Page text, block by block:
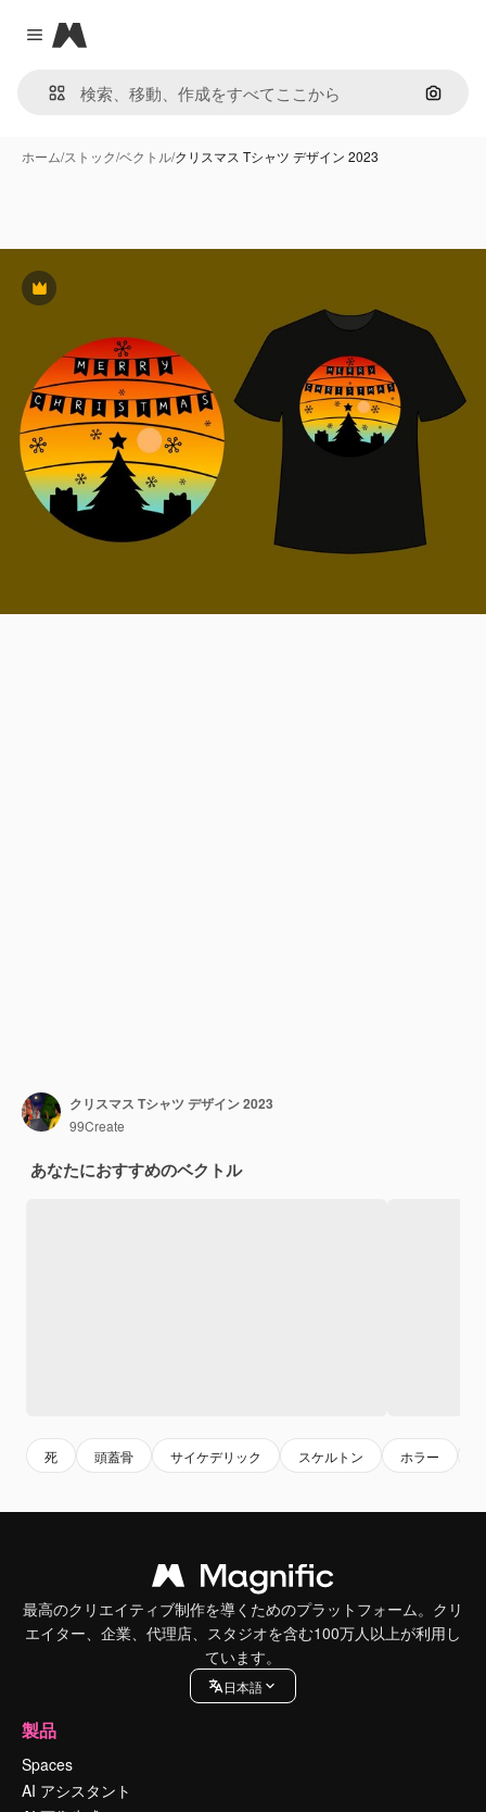
Close menu
Magnific
画像で
ホーム/ストック/ベクトル/クリスマス Tシャツ デザイン 2023
Premium
クリスマス Tシャツ デザイン 2023
99Create
あなたにおすすめのベクトル
死 頭蓋骨 サイケデリック スケルトン ホラー
最高のクリエイティブ制作を導くためのプラットフォーム。クリ
エイター、企業、代理店、スタジオを含む100万人以上が利用し
ています。
日本語
製品
Spaces
AI アシスタント